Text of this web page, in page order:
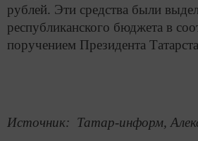
рублей. Эти средства были
республиканского бюджета в
поручением Президента
Источник: Татар-информ,